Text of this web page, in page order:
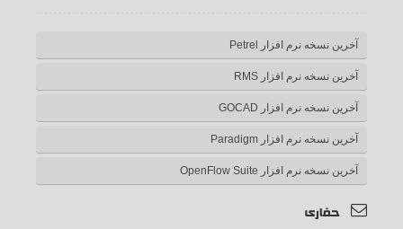
آخرین نسخه نرم افزار Petrel
آخرین نسخه نرم افزار RMS
آخرین نسخه نرم افزار GOCAD
آخرین نسخه نرم افزار Paradigm
آخرین نسخه نرم افزار OpenFlow Suite
حفاری